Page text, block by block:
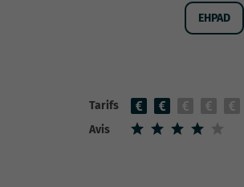
EHPAD
Tarifs
Avis